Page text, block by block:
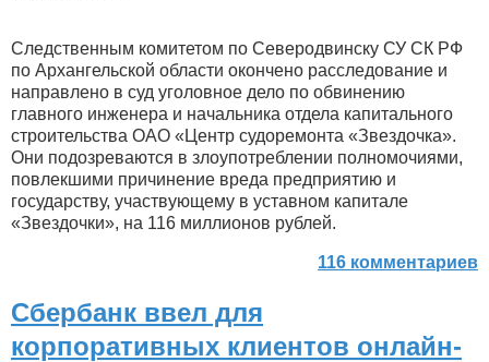
Следственным комитетом по Северодвинску СУ СК РФ
по Архангельской области окончено расследование и
направлено в суд уголовное дело по обвинению
главного инженера и начальника отдела капитального
строительства ОАО «Центр судоремонта «Звездочка».
Они подозреваются в злоупотреблении полномочиями,
повлекшими причинение вреда предприятию и
государству, участвующему в уставном капитале
«Звездочки», на 116 миллионов рублей.
116 комментариев
Сбербанк ввел для
корпоративных клиентов онлайн-